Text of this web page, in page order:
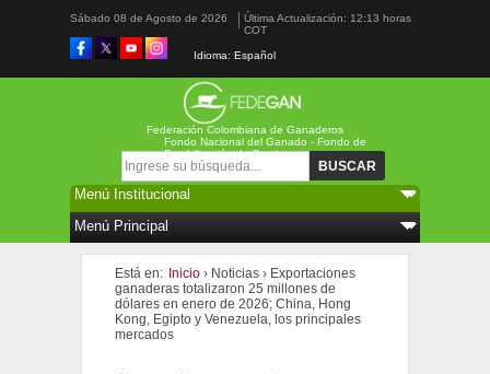
Sábado 08 de Agosto de 2026
Última Actualización: 12:13 horas
COT
Idioma: Español
Federación Colombiana de Ganaderos
Formulario de búsqueda
Fondo Nacional del Ganado - Fondo de
Estabilización de Precios
Está en: Inicio › Noticias › Exportaciones
ganaderas totalizaron 25 millones de
dólares en enero de 2026; China, Hong
Kong, Egipto y Venezuela, los principales
mercados